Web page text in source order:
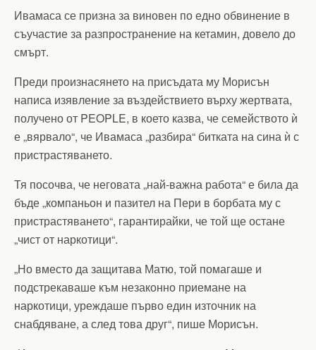
Ивамаса се призна за виновен по едно обвинение в
съучастие за разпространение на кетамин, довело до
смърт.
Преди произнасянето на присъдата му Морисън
написа изявление за въздействието върху жертвата,
получено от PEOPLE, в което казва, че семейството ѝ
е „вярвало“, че Ивамаса „разбира“ битката на сина ѝ с
пристрастяването.
Тя посочва, че неговата „най-важна работа“ е била да
бъде „компаньон и пазител на Пери в борбата му с
пристрастяването“, гарантирайки, че той ще остане
„чист от наркотици“.
„Но вместо да защитава Матю, той помагаше и
подстрекаваше към незаконно приемане на
наркотици, уреждаше първо един източник на
снабдяване, а след това друг“, пише Морисън.